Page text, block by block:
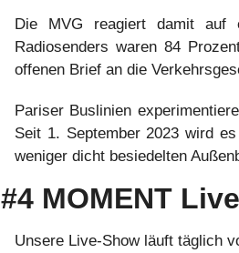
Die MVG reagiert damit auf
Radiosenders waren 84
offenen Brief an die
Pariser Buslinien
Seit 1. September 2023 wird
weniger dicht besiedelten
#4 MOMENT Live
Unsere Live-Show läuft täglich